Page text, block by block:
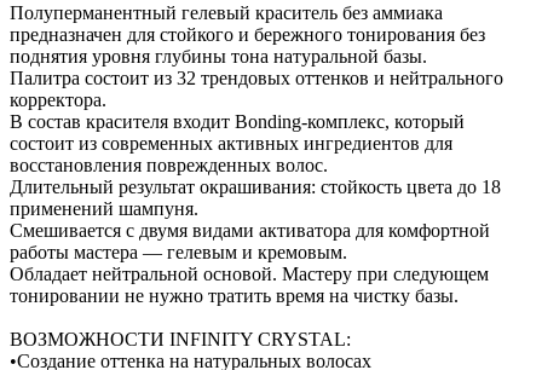
Полуперманентный гелевый краситель без аммиака
предназначен для стойкого и бережного тонирования без
поднятия уровня глубины тона натуральной базы.
Палитра состоит из 32 трендовых оттенков и нейтрального
корректора.
В состав красителя входит Bonding-комплекс, который
состоит из современных активных ингредиентов для
восстановления поврежденных волос.
Длительный результат окрашивания: стойкость цвета до 18
применений шампуня.
Смешивается с двумя видами активатора для комфортной
работы мастера — гелевым и кремовым.
Обладает нейтральной основой. Мастеру при следующем
тонировании не нужно тратить время на чистку базы.
ВОЗМОЖНОСТИ INFINITY CRYSTAL:
•Создание оттенка на натуральных волосах